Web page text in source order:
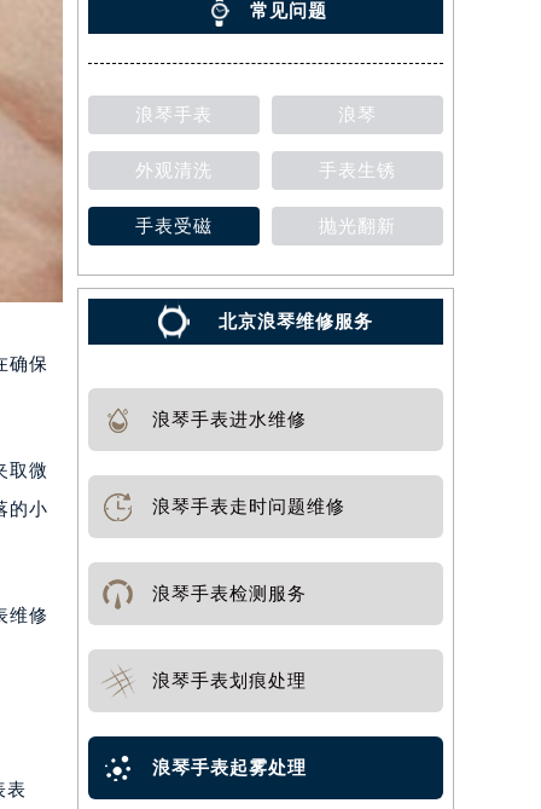
确保
取微
的小
维修
表
常见问题
浪琴手表 浪琴
外观清洗 手表生锈
手表受磁 抛光翻新
北京浪琴维修服务
浪琴手表进水维修
浪琴手表走时问题维修
浪琴手表检测服务
浪琴手表划痕处理
浪琴手表起雾处理